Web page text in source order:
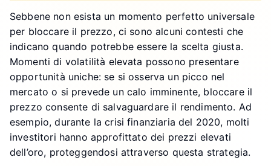
Sebbene non esista un momento perfetto universale
per bloccare il prezzo, ci sono alcuni contesti che
indicano quando potrebbe essere la scelta giusta.
Momenti di volatilità elevata possono presentare
opportunità uniche: se si osserva un picco nel
mercato o si prevede un calo imminente, bloccare il
prezzo consente di salvaguardare il rendimento. Ad
esempio, durante la crisi finanziaria del 2020, molti
investitori hanno approfittato dei prezzi elevati
dell’oro, proteggendosi attraverso questa strategia.